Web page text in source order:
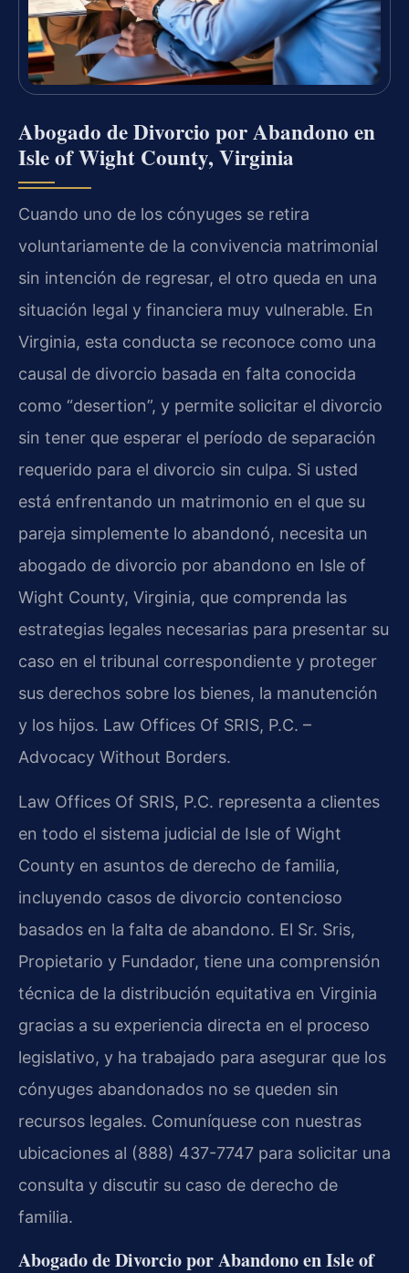
Abogado de Divorcio por Abandono en
Isle of Wight County, Virginia
Cuando uno de los cónyuges se retira
voluntariamente de la convivencia matrimonial
sin intención de regresar, el otro queda en una
situación legal y financiera muy vulnerable. En
Virginia, esta conducta se reconoce como una
causal de divorcio basada en falta conocida
como “desertion”, y permite solicitar el divorcio
sin tener que esperar el período de separación
requerido para el divorcio sin culpa. Si usted
está enfrentando un matrimonio en el que su
pareja simplemente lo abandonó, necesita un
abogado de divorcio por abandono en Isle of
Wight County, Virginia, que comprenda las
estrategias legales necesarias para presentar su
caso en el tribunal correspondiente y proteger
sus derechos sobre los bienes, la manutención
y los hijos. Law Offices Of SRIS, P.C. –
Advocacy Without Borders.
Law Offices Of SRIS, P.C. representa a clientes
en todo el sistema judicial de Isle of Wight
County en asuntos de derecho de familia,
incluyendo casos de divorcio contencioso
basados en la falta de abandono. El Sr. Sris,
Propietario y Fundador, tiene una comprensión
técnica de la distribución equitativa en Virginia
gracias a su experiencia directa en el proceso
legislativo, y ha trabajado para asegurar que los
cónyuges abandonados no se queden sin
recursos legales. Comuníquese con nuestras
ubicaciones al (888) 437-7747 para solicitar una
consulta y discutir su caso de derecho de
familia.
Abogado de Divorcio por Abandono en Isle of